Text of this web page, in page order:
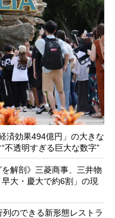
済効果494億円」の大きな
透明すぎる巨大な数字”
解剖》三菱商事、三井物
大・慶大で約6割」の現
列のできる新形態レストラ